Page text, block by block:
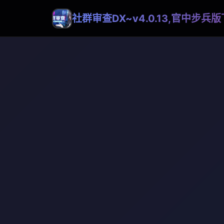
社群审查DX~v4.0.13,官中步兵版